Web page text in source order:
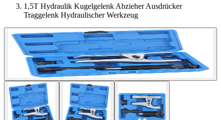
1,5T Hydraulik Kugelgelenk Abzieher Ausdrücker
Traggelenk Hydraulischer Werkzeug